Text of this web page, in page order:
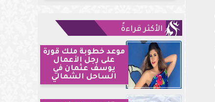
الأكثر قراءةً
موعد خطوبة ملك قورة
على رجل الأعمال
يوسف عثمان في
الساحل الشمالي